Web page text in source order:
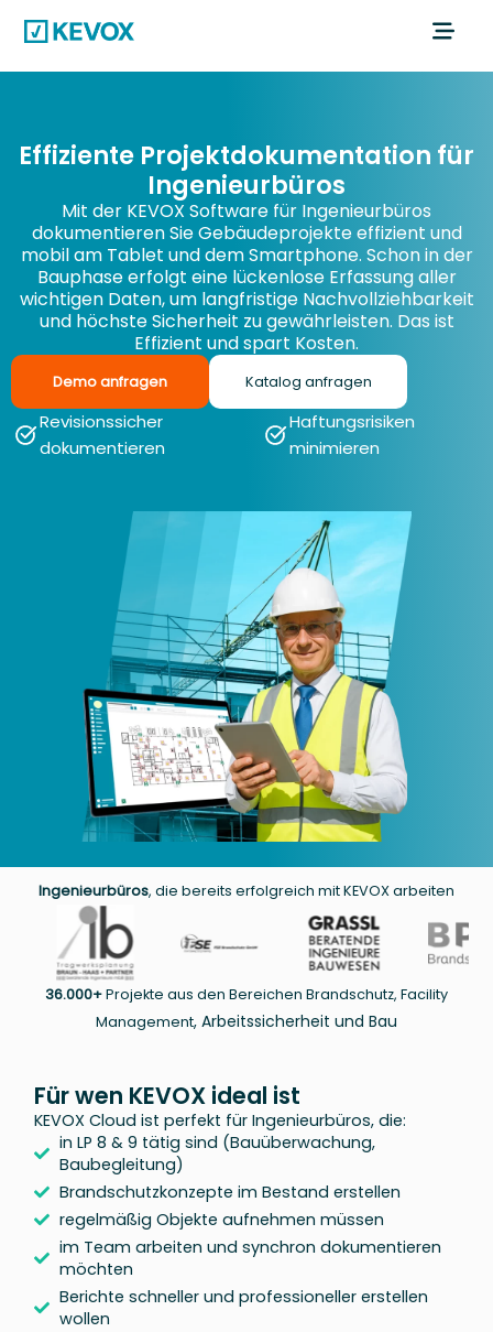
Effiziente Projektdokumentation für
Ingenieurbüros
Mit der KEVOX Software für Ingenieurbüros
dokumentieren Sie Gebäudeprojekte effizient und
mobil am Tablet und dem Smartphone. Schon in der
Bauphase erfolgt eine lückenlose Erfassung aller
wichtigen Daten, um langfristige Nachvollziehbarkeit
und höchste Sicherheit zu gewährleisten. Das ist
Effizient und spart Kosten.
Demo anfragen Katalog anfragen
Revisionssicher
dokumentieren
Haftungsrisiken
minimieren
Ingenieurbüros, die bereits erfolgreich mit KEVOX arbeiten
36.000+Projekte aus den Bereichen Brandschutz, Facility
Management, Arbeitssicherheit und Bau
Für wen KEVOX ideal ist
KEVOX Cloud ist perfekt für Ingenieurbüros, die:
in LP 8 & 9 tätig sind (Bauüberwachung,
Baubegleitung)
Brandschutzkonzepte im Bestand erstellen
regelmäßig Objekte aufnehmen müssen
im Team arbeiten und synchron dokumentieren
möchten
Berichte schneller und professioneller erstellen
wollen